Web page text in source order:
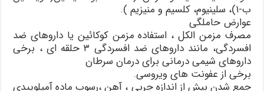
ب-۱)، سلینیوم، کلسیم و منیزیم ).
عوارض حاملگی
مصرف مزمن الکل ، استفاده مزمن کوکائین یا داروهای ضد
افسردگی، مانند داروهای ضد افسردگی ۳ حلقه ای ، برخی
داروهای شیمی درمانی برای درمان سرطان
برخی از عفونت های ویروسی.
جمع شدن بیش از اندازه چربی ، آهن ،رسوب ماده آمیلوییدی